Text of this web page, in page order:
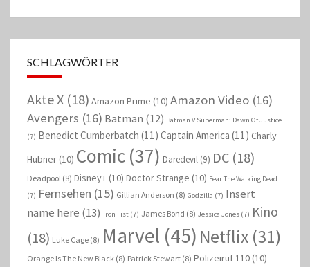
SCHLAGWÖRTER
Akte X (18) Amazon Prime (10) Amazon Video (16)
Avengers (16) Batman (12) Batman V Superman: Dawn Of Justice
(7) Benedict Cumberbatch (11) Captain America (11) Charly
Hübner (10) Comic (37) Daredevil (9) DC (18)
Deadpool (8) Disney+ (10) Doctor Strange (10) Fear The Walking Dead
(7) Fernsehen (15) Gillian Anderson (8) Godzilla (7) Insert
name here (13) Iron Fist (7) James Bond (8) Jessica Jones (7) Kino
(18) Luke Cage (8) Marvel (45) Netflix (31)
Orange Is The New Black (8) Patrick Stewart (8) Polizeiruf 110 (10)